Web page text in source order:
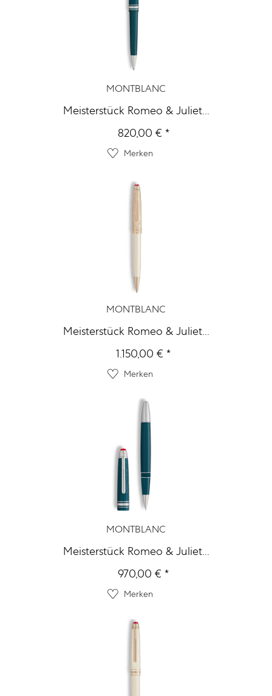
MONTBLANC
Meisterstück Romeo & Juliet...
820,00 € *
Merken
MONTBLANC
Meisterstück Romeo & Juliet...
1.150,00 € *
Merken
MONTBLANC
Meisterstück Romeo & Juliet...
970,00 € *
Merken